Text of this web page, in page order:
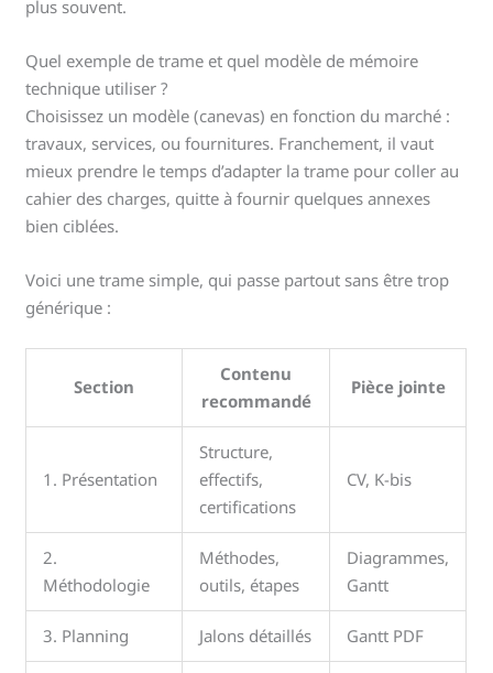
plus souvent.
Quel exemple de trame et quel modèle de mémoire
technique utiliser ?
Choisissez un modèle (canevas) en fonction du marché :
travaux, services, ou fournitures. Franchement, il vaut
mieux prendre le temps d’adapter la trame pour coller au
cahier des charges, quitte à fournir quelques annexes
bien ciblées.
Voici une trame simple, qui passe partout sans être trop
générique :
Section
Contenu
recommandé
Pièce jointe
1. Présentation
Structure,
effectifs,
certifications
CV, K-bis
2.
Méthodologie
Méthodes,
outils, étapes
Diagrammes,
Gantt
3. Planning Jalons détaillés Gantt PDF